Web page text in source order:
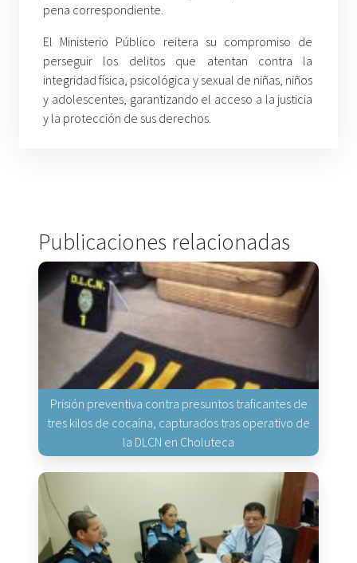
pena correspondiente.
El Ministerio Público reitera su compromiso de
perseguir los delitos que atentan contra la
integridad física, psicológica y sexual de niñas, niños
y adolescentes, garantizando el acceso a la justicia
y la protección de sus derechos.
Publicaciones relacionadas
Prisión preventiva contra presuntos traficantes de
tres kilos de cocaína, capturados tras operativo de
la DLCN en Choluteca